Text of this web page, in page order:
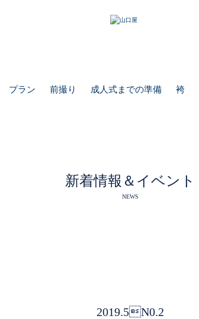
プラン 前撮り 成人式までの準備 袴
新着情報＆イベント
NEWS
2019.5N0.2